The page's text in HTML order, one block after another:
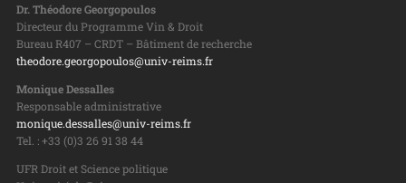
Dr. Théodore Georgopoulos
Directeur du Programme Vin & Droit
Bureau R407 – CRDT – Bâtiment de recherche
theodore.georgopoulos@univ-reims.fr
Monique Dessalles
Responsable administrative
monique.dessalles@univ-reims.fr
Tel. : +33 (0)3 26 91 38 44
UFR Droit et Science politique